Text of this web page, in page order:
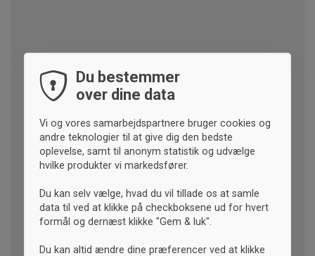
Du bestemmer
over dine data
Vi og vores samarbejdspartnere bruger cookies og
andre teknologier til at give dig den bedste
oplevelse, samt til anonym statistik og udvælge
hvilke produkter vi markedsfører.
Du kan selv vælge, hvad du vil tillade os at samle
data til ved at klikke på checkboksene ud for hvert
formål og dernæst klikke "Gem & luk".
Du kan altid ændre dine præferencer ved at klikke